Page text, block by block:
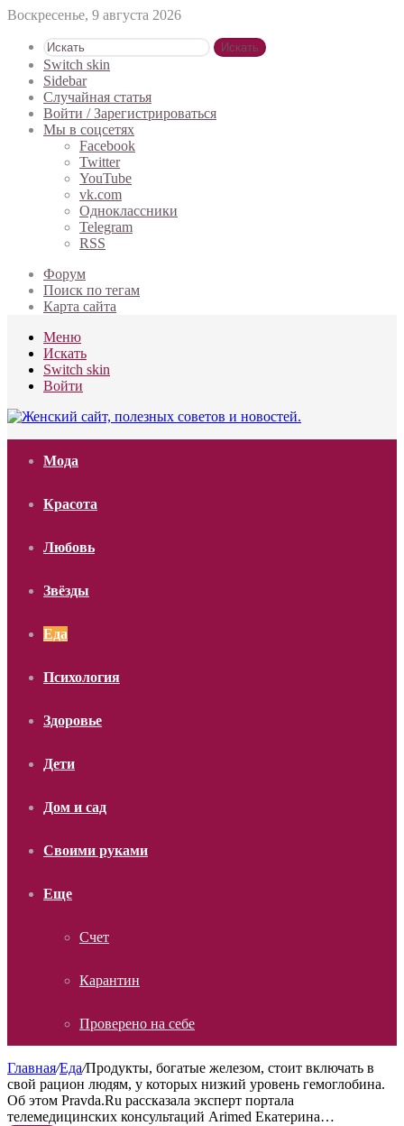
Воскресенье, 9 августа 2026
Искать
Switch skin
Sidebar
Случайная статья
Войти / Зарегистрироваться
Мы в соцсетях
Facebook
Twitter
YouTube
vk.com
Одноклассники
Telegram
RSS
Форум
Поиск по тегам
Карта сайта
Меню
Искать
Switch skin
Войти
Мода
Красота
Любовь
Звёзды
Еда
Психология
Здоровье
Дети
Дом и сад
Своими руками
Еще
Счет
Карантин
Проверено на себе
Главная/Еда/Продукты, богатые железом, стоит включать в
свой рацион людям, у которых низкий уровень гемоглобина.
Об этом Pravda.Ru рассказала эксперт портала
телемедицинских консультаций Arimed Екатерина…